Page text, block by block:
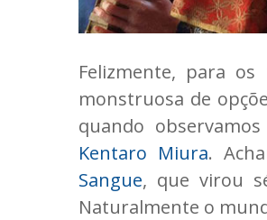
Felizmente, para
monstruosa de
quando
Kentaro Miura.
Sangue, que virou
Naturalmente o